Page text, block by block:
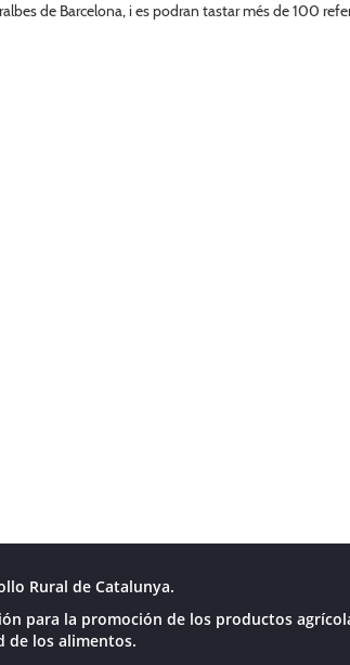
de Barcelona, i es podran tastar més de 100
Rural de Catalunya.
para la promoción de los productos
de los alimentos.